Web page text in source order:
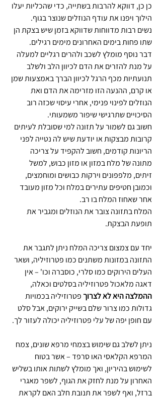
כן כן, דווקא להרבות בשתייה, כדי שהכליות יעלו
הילוך ויפנו את עודף הנוזלים שנוצר בגוף.
נשים רבות מדווחות שדווקא בזמן שיש בצקת הן
שתו פחות בימים האחרונים מימים רגילים.
דבר נוסף מומלץ לשכב ולהרים רגליים למעלה
על מנת להזרים את הדם לכיוון הלב ולשלב
תנועתיות מכף הרגל לכיוון הברך באמצעות שמן
או קרם, ההנעה הזו מזרימה את הדם ואת
הנוזלים לפינוי פנימי, אחרי עיסוי שכזה רוב
הסיכויים שתרגישי שיפור משמעותי.
חשוב גם לשמור על תזונה למי שסובלת לעיתים
קרובות מבצקות או יודעת שיש לה נטייה לפני
הריונות קודמים, חשוב להקפיד על צריכה
מתונה של מלח במזון או מזון כבוש, למשל
זיתים, מלפפונים וירקות כבושים ומוחמצים,
וכמובן חטיפים עתירים במלח וכל מזון מעובד
אחר שאחוז המלח בו רב.
המלח בתזונה צובר את הנוזלים ומגביר את
תופעת הבצקת.
יחד עם צמצום צריכה המלח ניתן לתגבר את
התזונה במזונות משתנים כמו פטרוזיליה, ושאר
העלים הירוקים כמו סלרי, כוסברה וכו' – אין
דאגה מלאכול פטרוזיליה בסלטים וכאלה,
ההמלצה היא לא לצרוך פטרוזיליה בכמויות
גדולות כמו צרור שלם בשייק ירוקים, אבל סלט
עם חופן יפה של עלי פטרוזיליה יכולה לעזור לך.
ניתן לשלב גם שימוש בצמחי מרפא שונים, צמח
המרפא הקלאסי האו סרפד – אשר בטוח
לשימוש בהיריון, ואך מומלץ לשתות אותו בשליש
האחרון על מנת לחזק את הגוף, לשפר מאגרי
ברזל, ואף לשפר את תנובת חלב האם לקראת